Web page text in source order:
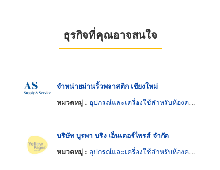
ธุรกิจที่คุณอาจสนใจ
จำหน่ายม่านริ้วพลาสติก เชียงใหม่
หมวดหมู่ : อุปกรณ์และเครื่องใช้สำหรับห้องควบคุมความสะอาด
บริษัท บูรพา บริง เอ็นเตอร์ไพรส์ จำกัด
หมวดหมู่ : อุปกรณ์และเครื่องใช้สำหรับห้องควบคุมความสะอาด